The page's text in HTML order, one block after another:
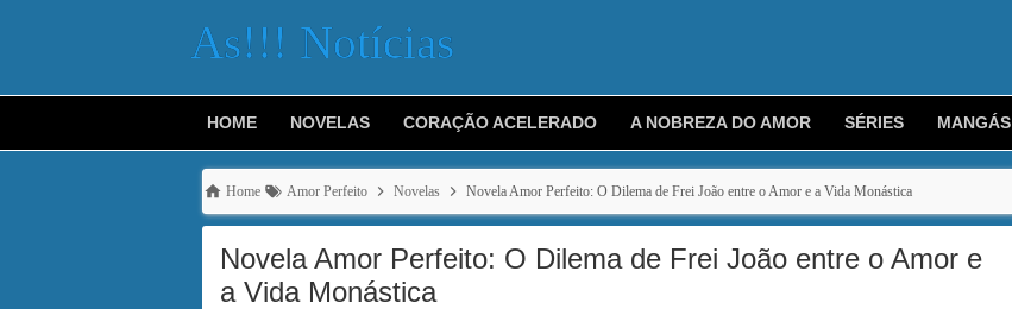
As!!! Notícias
HOME NOVELAS CORAÇÃO ACELERADO A NOBREZA DO AMOR SÉRIES MANGÁS
Home Amor Perfeito Novelas Novela Amor Perfeito: O Dilema de Frei João entre o Amor e a Vida Monástica
Novela Amor Perfeito: O Dilema de Frei João entre o Amor e
a Vida Monástica